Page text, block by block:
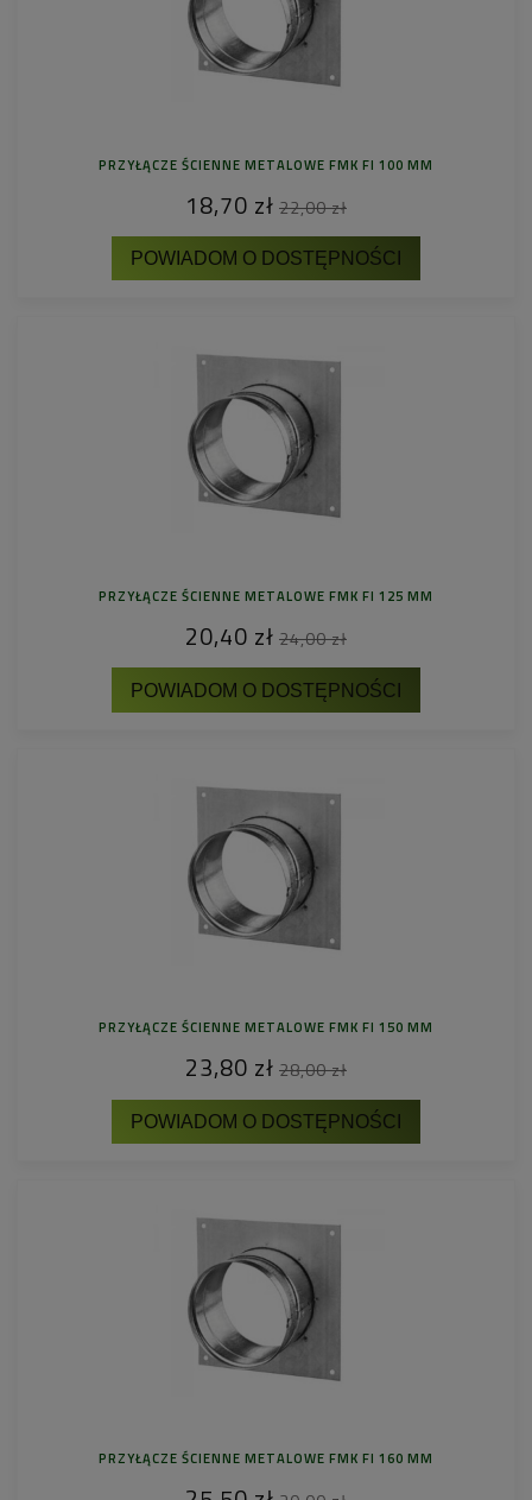
PRZYŁĄCZE ŚCIENNE METALOWE FMK FI 100 MM
18,70 zł 22,00 zł
POWIADOM O DOSTĘPNOŚCI
PRZYŁĄCZE ŚCIENNE METALOWE FMK FI 125 MM
20,40 zł 24,00 zł
POWIADOM O DOSTĘPNOŚCI
PRZYŁĄCZE ŚCIENNE METALOWE FMK FI 150 MM
23,80 zł 28,00 zł
POWIADOM O DOSTĘPNOŚCI
PRZYŁĄCZE ŚCIENNE METALOWE FMK FI 160 MM